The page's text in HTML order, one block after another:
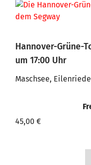
Hannover-Grüne-
um 17:00 Uhr
Maschsee,
45,00 €